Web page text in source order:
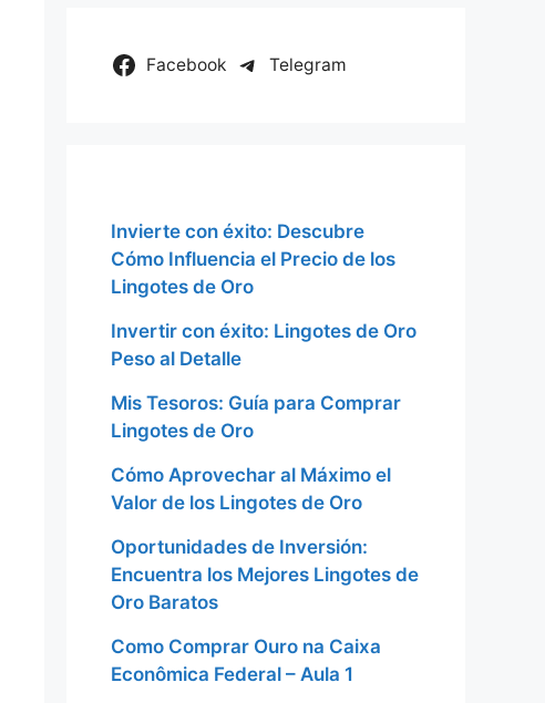
Facebook Telegram
Invierte con éxito: Descubre
Cómo Influencia el Precio de los
Lingotes de Oro
Invertir con éxito: Lingotes de Oro
Peso al Detalle
Mis Tesoros: Guía para Comprar
Lingotes de Oro
Cómo Aprovechar al Máximo el
Valor de los Lingotes de Oro
Oportunidades de Inversión:
Encuentra los Mejores Lingotes de
Oro Baratos
Como Comprar Ouro na Caixa
Econômica Federal – Aula 1